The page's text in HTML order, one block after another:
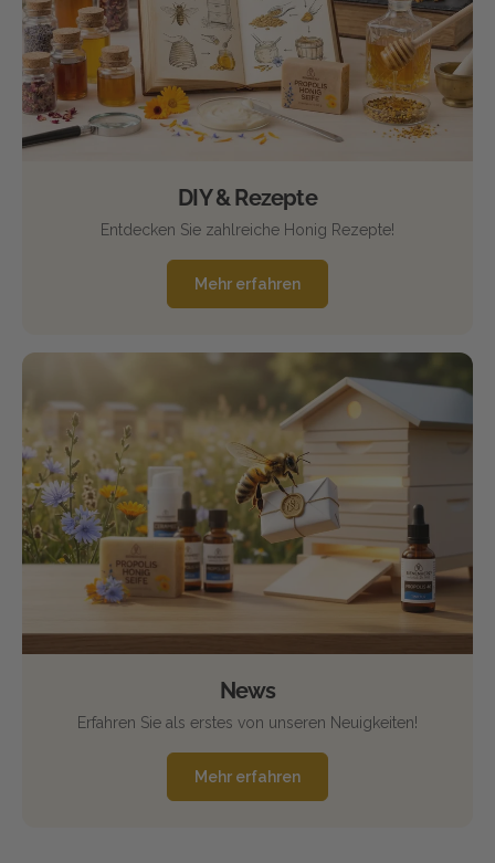
DIY & Rezepte
Entdecken Sie zahlreiche Honig Rezepte!
Mehr erfahren
News
Erfahren Sie als erstes von unseren Neuigkeiten!
Mehr erfahren